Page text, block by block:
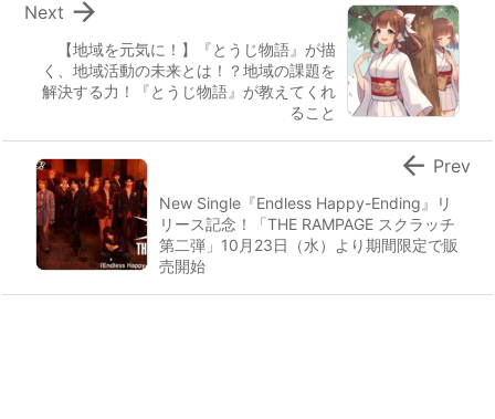
【地域を元気に！】『とうじ物語』が描
く、地域活動の未来とは！？地域の課題を
解決する力！『とうじ物語』が教えてくれ
ること

Next
New Single『Endless Happy-Ending』リ
リース記念！「THE RAMPAGE スクラッチ
第二弾」10月23日（水）より期間限定で販
売開始
 Prev